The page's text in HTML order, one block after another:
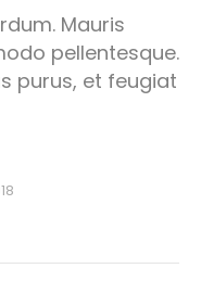
Mauris
pellentesque.
purus, et feugiat